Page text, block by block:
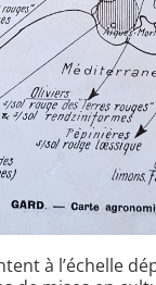
à l’échelle